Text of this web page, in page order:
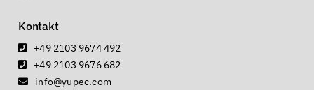
Kontakt
+49 2103 9674 492
+49 2103 9676 682
info@yupec.com